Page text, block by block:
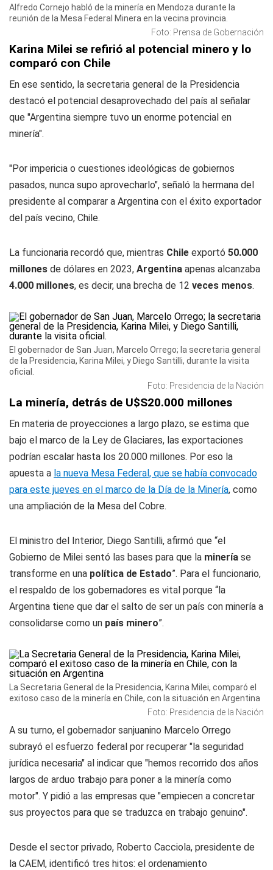
Alfredo Cornejo habló de la minería en Mendoza durante la
reunión de la Mesa Federal Minera en la vecina provincia.
Foto: Prensa de Gobernación
Karina Milei se refirió al potencial minero y lo
comparó con Chile
En ese sentido, la secretaria general de la Presidencia
destacó el potencial desaprovechado del país al señalar
que "Argentina siempre tuvo un enorme potencial en
minería".
"Por impericia o cuestiones ideológicas de gobiernos
pasados, nunca supo aprovecharlo", señaló la hermana del
presidente al comparar a Argentina con el éxito exportador
del país vecino, Chile.
La funcionaria recordó que, mientras Chile exportó 50.000
millones de dólares en 2023, Argentina apenas alcanzaba
4.000 millones, es decir, una brecha de 12 veces menos.
El gobernador de San Juan, Marcelo Orrego; la secretaria general
de la Presidencia, Karina Milei, y Diego Santilli, durante la visita
oficial.
Foto: Presidencia de la Nación
La minería, detrás de U$S20.000 millones
En materia de proyecciones a largo plazo, se estima que
bajo el marco de la Ley de Glaciares, las exportaciones
podrían escalar hasta los 20.000 millones. Por eso la
apuesta a la nueva Mesa Federal, que se había convocado
para este jueves en el marco de la Día de la Minería, como
una ampliación de la Mesa del Cobre.
El ministro del Interior, Diego Santilli, afirmó que “el
Gobierno de Milei sentó las bases para que la minería se
transforme en una política de Estado”. Para el funcionario,
el respaldo de los gobernadores es vital porque “la
Argentina tiene que dar el salto de ser un país con minería a
consolidarse como un país minero”.
La Secretaria General de la Presidencia, Karina Milei, comparó el
exitoso caso de la minería en Chile, con la situación en Argentina
Foto: Presidencia de la Nación
A su turno, el gobernador sanjuanino Marcelo Orrego
subrayó el esfuerzo federal por recuperar "la seguridad
jurídica necesaria" al indicar que "hemos recorrido dos años
largos de arduo trabajo para poner a la minería como
motor". Y pidió a las empresas que "empiecen a concretar
sus proyectos para que se traduzca en trabajo genuino".
Desde el sector privado, Roberto Cacciola, presidente de
la CAEM, identificó tres hitos: el ordenamiento